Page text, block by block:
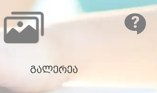
გალერეა